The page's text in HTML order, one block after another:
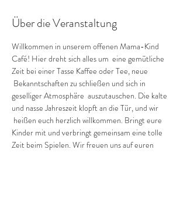
Über die Veranstaltung
Willkommen in unserem offenen Mama-Kind
Café! Hier dreht sich alles um  eine gemütliche
Zeit bei einer Tasse Kaffee oder Tee, neue
Bekanntschaften zu schließen und sich in
geselliger Atmosphäre  auszutauschen. Die kalte
und nasse Jahreszeit klopft an die Tür, und wir
heißen euch herzlich willkommen. Bringt eure
Kinder mit und verbringt gemeinsam eine tolle
Zeit beim Spielen. Wir freuen uns auf euren